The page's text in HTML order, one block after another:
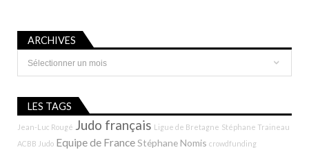
ARCHIVES
Archives
LES TAGS
Jean-Luc Rougé Judo français Ligue de Bretagne Stéphane Traineau
ACBB Judo Equipe de FranceStéphane Nomis crowdfunding